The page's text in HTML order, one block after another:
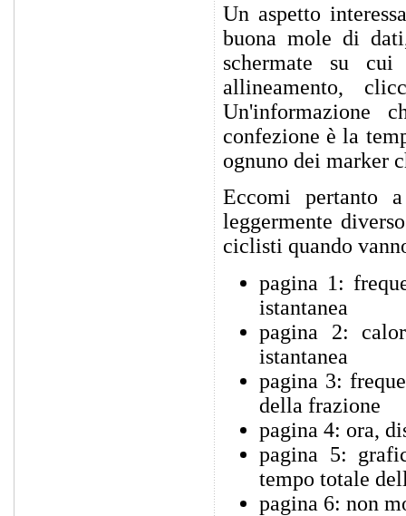
Un aspetto
buona mole di
schermate su
allineamento,
Un'informazione
confezione è la
ognuno dei marker
Eccomi pertanto
leggermente
ciclisti quando
pagina 1:
istantanea
pagina 2:
istantanea
pagina 3:
della frazione
pagina 4: ora,
pagina 5:
tempo totale
pagina 6: non